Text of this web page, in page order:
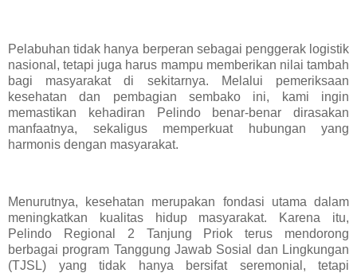
Pelabuhan tidak hanya berperan sebagai penggerak logistik
nasional, tetapi juga harus mampu memberikan nilai tambah
bagi masyarakat di sekitarnya. Melalui pemeriksaan
kesehatan dan pembagian sembako ini, kami ingin
memastikan kehadiran Pelindo benar-benar dirasakan
manfaatnya, sekaligus memperkuat hubungan yang
harmonis dengan masyarakat.
Menurutnya, kesehatan merupakan fondasi utama dalam
meningkatkan kualitas hidup masyarakat. Karena itu,
Pelindo Regional 2 Tanjung Priok terus mendorong
berbagai program Tanggung Jawab Sosial dan Lingkungan
(TJSL) yang tidak hanya bersifat seremonial, tetapi